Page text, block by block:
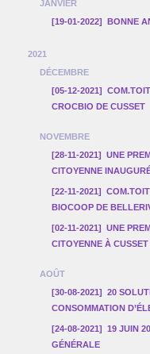
JANVIER
[19-01-2022] BONNE
2021
DÉCEMBRE
[05-12-2021]
CROCBIO DE CUSSET
NOVEMBRE
[28-11-2021] UNE
CITOYENNE
[22-11-2021]
BIOCOOP DE
[02-11-2021] UNE
CITOYENNE À
AOÛT
[30-08-2021] 20
CONSOMMATION
[24-08-2021] 19 JUIN
GÉNÉRALE